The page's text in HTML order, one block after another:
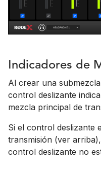
Indicadores de
Al crear una
control deslizante
mezcla principal de
Si el control deslizante
transmisión (ver
control deslizante no